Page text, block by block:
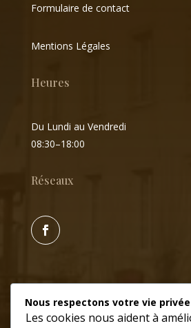
Formulaire de contact
Mentions Légales
Heures
Du Lundi au Vendredi
08:30–18:00
Réseaux
Nous respectons votre vie privée
Les cookies nous aident à